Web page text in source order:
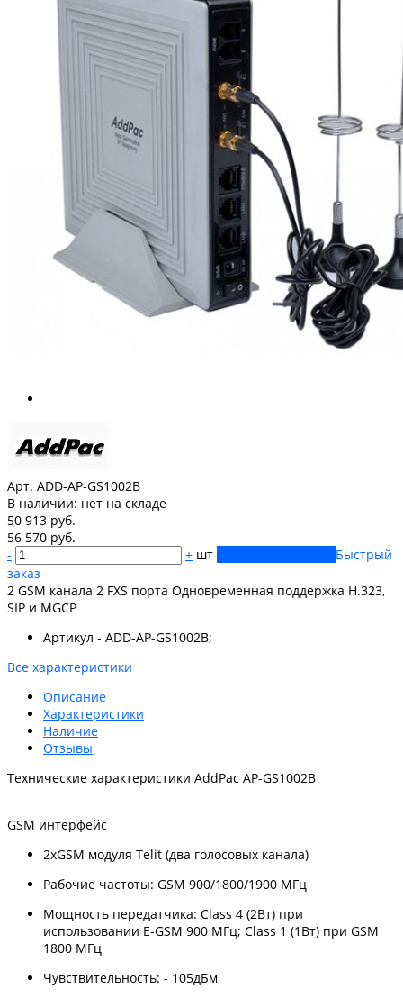
Арт. ADD-AP-GS1002B
В наличии: нет на складе
50 913 руб.
56 570 руб.
-
+ шт
Быстрый
заказ
2 GSM канала 2 FXS порта Одновременная поддержка H.323,
SIP и MGCP
Артикул - ADD-AP-GS1002B;
Все характеристики
Описание
Характеристики
Наличие
Отзывы
Технические характеристики AddPac AP-GS1002B
GSM интерфейс
2хGSM модуля Telit (два голосовых канала)
Рабочие частоты: GSM 900/1800/1900 МГц
Мощность передатчика: Class 4 (2Вт) при
использовании E-GSM 900 МГц; Class 1 (1Вт) при GSM
1800 МГц
Чувствительность: - 105дБм